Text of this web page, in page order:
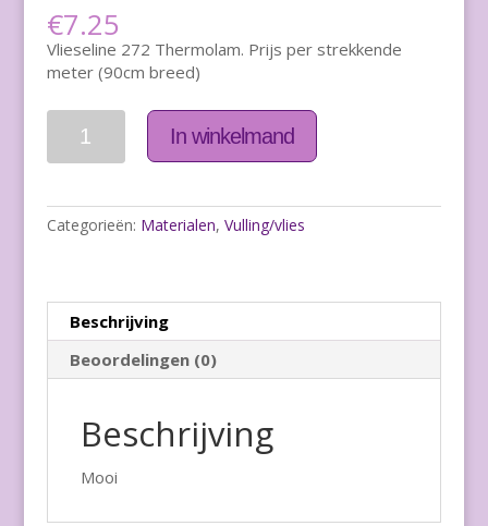
€7.25
Vlieseline 272 Thermolam. Prijs per strekkende
meter (90cm breed)
Aantal
In winkelmand
Categorieën: Materialen, Vulling/vlies
Beschrijving
Beoordelingen (0)
Beschrijving
Mooi